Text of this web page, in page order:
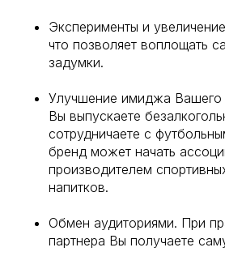
Эксперименты и
что позволяет воплощать
задумки.
Улучшение имиджа Вашего
Вы выпускаете
сотрудничаете с
бренд может начать
производителем
напитков.
Обмен аудиториями. При
партнера Вы получаете